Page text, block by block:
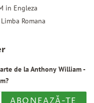
in Engleza
Romana
de la Anthony William -